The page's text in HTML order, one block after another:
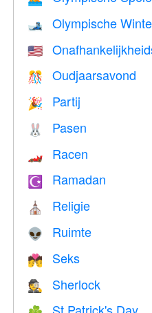
🎿 Olympische
🇺🇸
🎊 Oudjaarsavond
🎉 Partij
🐰 Pasen
🏎 Racen
☪️ Ramadan
⛪️ Religie
👽 Ruimte
💏 Seks
🕵️ Sherlock